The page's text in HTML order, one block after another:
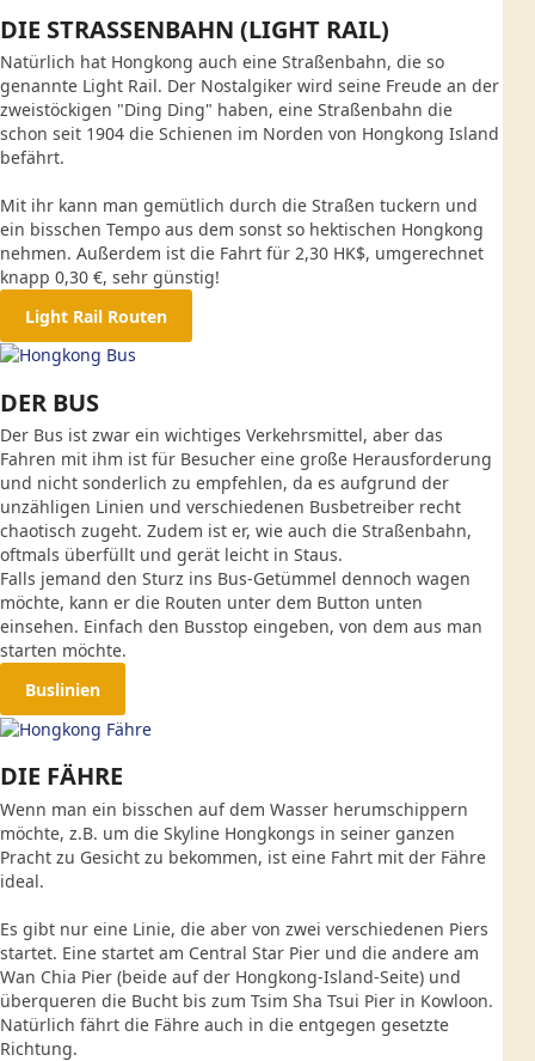
DIE STRASSENBAHN (LIGHT RAIL)
Natürlich hat Hongkong auch eine Straßenbahn, die so
genannte Light Rail. Der Nostalgiker wird seine Freude an der
zweistöckigen "Ding Ding" haben, eine Straßenbahn die
schon seit 1904 die Schienen im Norden von Hongkong Island
befährt.
Mit ihr kann man gemütlich durch die Straßen tuckern und
ein bisschen Tempo aus dem sonst so hektischen Hongkong
nehmen. Außerdem ist die Fahrt für 2,30 HK$, umgerechnet
knapp 0,30 €, sehr günstig!
Light Rail Routen
DER BUS
Der Bus ist zwar ein wichtiges Verkehrsmittel, aber das
Fahren mit ihm ist für Besucher eine große Herausforderung
und nicht sonderlich zu empfehlen, da es aufgrund der
unzähligen Linien und verschiedenen Busbetreiber recht
chaotisch zugeht. Zudem ist er, wie auch die Straßenbahn,
oftmals überfüllt und gerät leicht in Staus.
Falls jemand den Sturz ins Bus-Getümmel dennoch wagen
möchte, kann er die Routen unter dem Button unten
einsehen. Einfach den Busstop eingeben, von dem aus man
starten möchte.
Buslinien
DIE FÄHRE
Wenn man ein bisschen auf dem Wasser herumschippern
möchte, z.B. um die Skyline Hongkongs in seiner ganzen
Pracht zu Gesicht zu bekommen, ist eine Fahrt mit der Fähre
ideal.
Es gibt nur eine Linie, die aber von zwei verschiedenen Piers
startet. Eine startet am Central Star Pier und die andere am
Wan Chia Pier (beide auf der Hongkong-Island-Seite) und
überqueren die Bucht bis zum Tsim Sha Tsui Pier in Kowloon.
Natürlich fährt die Fähre auch in die entgegen gesetzte
Richtung.